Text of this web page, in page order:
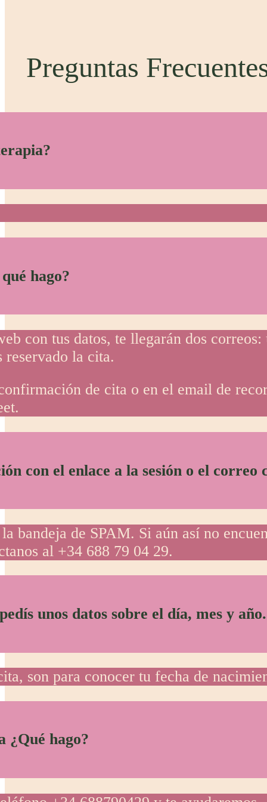
Preguntas
hago?
con tus datos, te llegarán dos
reservado la cita.
de cita o en el email de
con el enlace a la sesión o el
bandeja de SPAM. Si aún así no
al +34 688 79 04 29.
unos datos sobre el día, mes y año.
son para conocer tu fecha de
¿Qué hago?